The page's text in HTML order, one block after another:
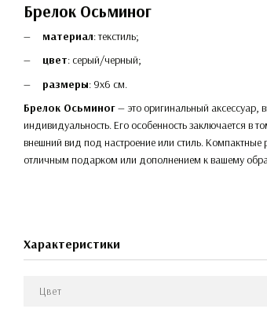
Брелок Осьминог
материал: текстиль;
цвет: серый/черный;
размеры: 9х6 см.
Брелок Осьминог— это оригинальный аксессуар,
индивидуальность. Его особенность заключается в
внешний вид под настроение или стиль.
отличным подарком или дополнением к вашему
Характеристики
Цвет